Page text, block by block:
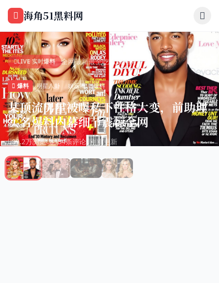
跳过导航
海角51黑料网
LIVE 实时爆料 全网最新最全吃瓜爆料网
爆料 明星八卦 娱乐圈 爆料
某顶流男星被曝私下性格大变，前助理
实名爆料内幕细节震惊全网
89.2万浏览 8934条评论 刚刚更新